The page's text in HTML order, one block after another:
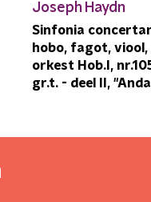
Joseph Haydn
Sinfonia
hobo, fagot, viool,
orkest Hob.I,
gr.t. - deel II,